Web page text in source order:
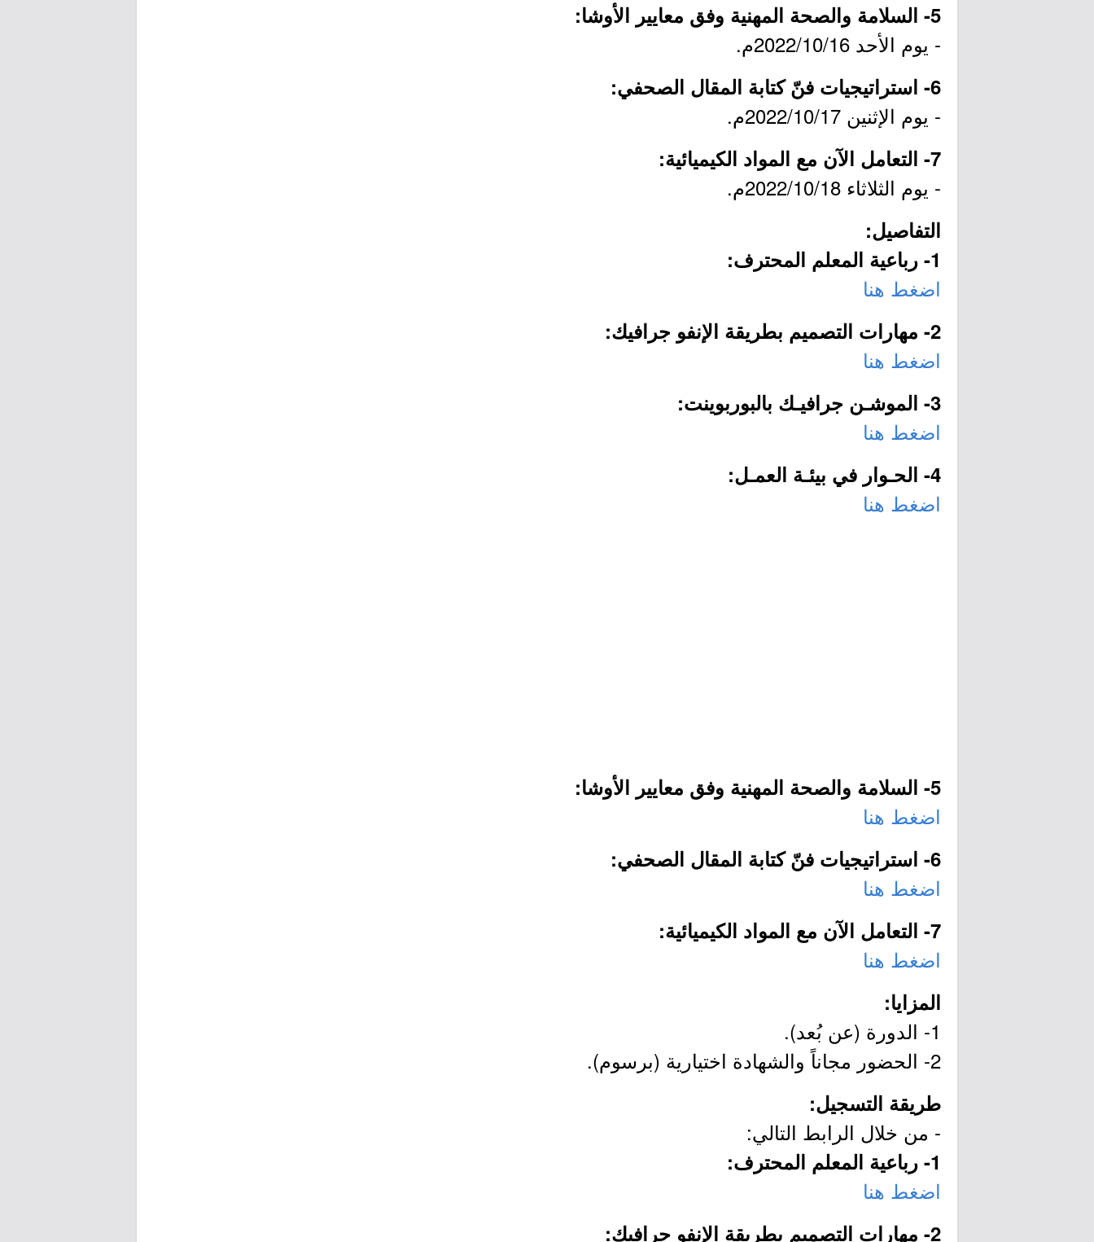
5- السلامة والصحة المهنية وفق معايير الأوشا:
- يوم الأحد 2022/10/16م.
6- استراتيجيات فنّ كتابة المقال الصحفي:
- يوم الإثنين 2022/10/17م.
7- التعامل الآن مع المواد الكيميائية:
- يوم الثلاثاء 2022/10/18م.
التفاصيل:
1- رباعية المعلم المحترف:
اضغط هنا
2- مهارات التصميم بطريقة الإنفو جرافيك:
اضغط هنا
3- الموشـن جرافيـك بالبوربوينت:
اضغط هنا
4- الحـوار في بيئـة العمـل:
اضغط هنا
5- السلامة والصحة المهنية وفق معايير الأوشا:
اضغط هنا
6- استراتيجيات فنّ كتابة المقال الصحفي:
اضغط هنا
7- التعامل الآن مع المواد الكيميائية:
اضغط هنا
المزايا:
1- الدورة (عن بُعد).
2- الحضور مجاناً والشهادة اختيارية (برسوم).
طريقة التسجيل:
- من خلال الرابط التالي:
1- رباعية المعلم المحترف:
اضغط هنا
2- مهارات التصميم بطريقة الإنفو جرافيك: